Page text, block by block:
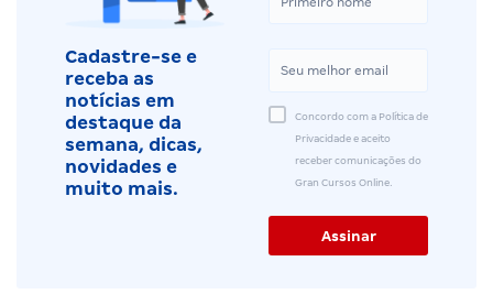
Cadastre-se e
receba as
notícias em
destaque da
semana, dicas,
novidades e
muito mais.
Concordo com a Política de
Privacidade e aceito
receber comunicações do
Gran Cursos Online.